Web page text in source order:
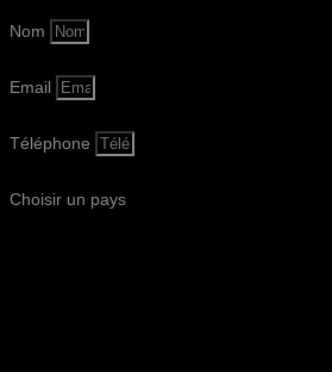
Nom
Email
Téléphone
Choisir un pays